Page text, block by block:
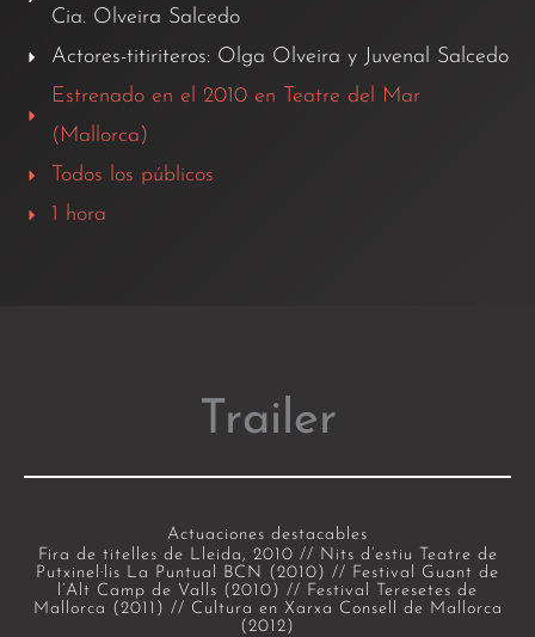
Cia. Olveira Salcedo
Actores-titiriteros: Olga Olveira y Juvenal Salcedo
Estrenado en el 2010 en Teatre del Mar
(Mallorca)
​Todos los públicos
1 hora
Trailer
Actuaciones destacables
Fira de titelles de Lleida, 2010 // Nits d’estiu Teatre de
Putxinel·lis La Puntual BCN (2010) // Festival Guant de
l’Alt Camp de Valls (2010) // Festival Teresetes de
Mallorca (2011) // Cultura en Xarxa Consell de Mallorca
(2012)